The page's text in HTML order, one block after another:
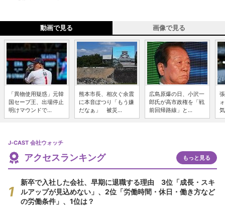
動画で見る 画像で見る
「異物使用疑惑」元韓
国セーブ王、出場停止
明けマウンドで...
熊本市長、相次ぐ余震
に本音ぽつり「もう嫌
だなぁ」 被災...
広島原爆の日、小沢一
郎氏が高市政権を「戦
前回帰路線」と...
J-CAST 会社ウォッチ
アクセスランキング もっと見る
新卒で入社した会社、早期に退職する理由 3位「成長・スキ
ルアップが見込めない」、2位「労働時間・休日・働き方など
の労働条件」、1位は？